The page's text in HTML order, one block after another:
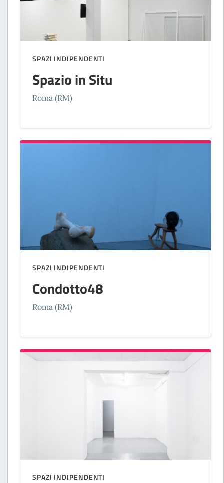
SPAZI INDIPENDENTI
Spazio in Situ
Roma (RM)
SPAZI INDIPENDENTI
Condotto48
Roma (RM)
SPAZI INDIPENDENTI